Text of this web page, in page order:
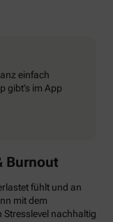
einfach
gibt’s im App
Burnout
fühlt und an
mit dem
nachhaltig